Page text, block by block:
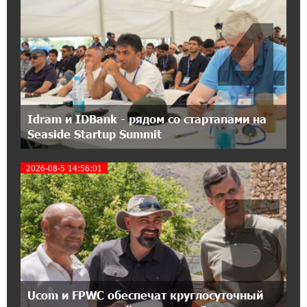
IDBank предупреждает о мошеннических
звонках от имени пенсионных фондов
15:50:50 9-07-2026
Небольшой французский уголок в Раздане
при сотрудничестве с Конверс МСБ
Предателя Пашиняна нужно скинуть с трона.
Аршак Карапетян
18:38:14 8-07-2026
Зачем Пашинян полетел в Россию?․ Аршак
Карапетян
17:46:18 8-07-2026
Глава МИД Иордании: Подписание мирного
Idram и IDBank - рядом со стартапами на
Seaside Startup Summit
4
2026-08-5 14:56:01
Ucom и FPWC обеспечат круглосуточный
5